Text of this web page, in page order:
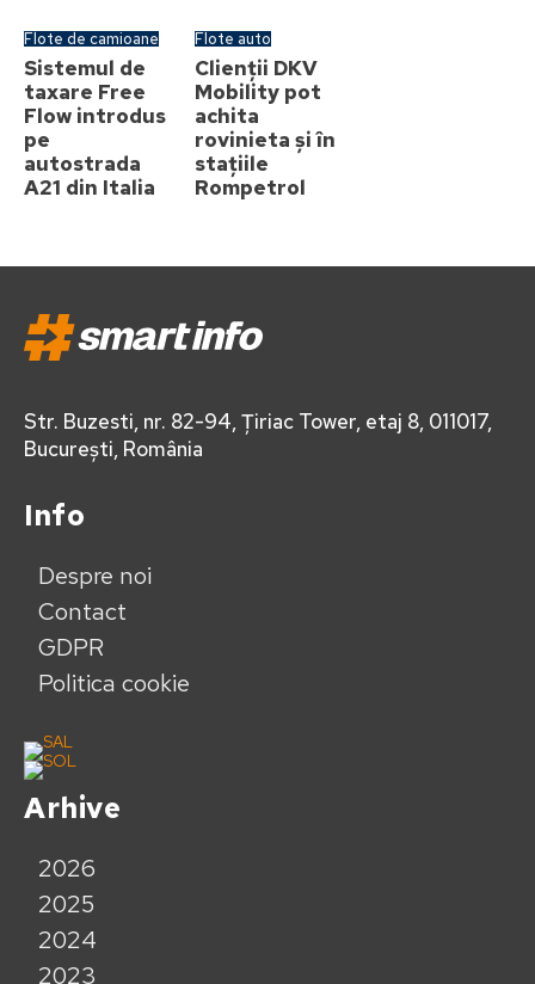
Flote de camioane
Sistemul de
taxare Free
Flow introdus
pe
autostrada
A21 din Italia
Flote auto
Clienții DKV
Mobility pot
achita
rovinieta și în
stațiile
Rompetrol
Str. Buzesti, nr. 82-94, Țiriac Tower, etaj 8, 011017,
București, România
Info
Despre noi
Contact
GDPR
Politica cookie
Arhive
2026
2025
2024
2023